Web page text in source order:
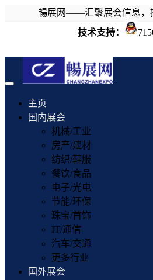
暢展网——汇聚展会信息，
技术支持：
Toggle
navigation
主页
国内展会
机械/工业
房产/建材
纺织/鞋服
餐饮/食品
电子/光电
节能/环保
珠宝/首饰
IT/通信
汽车/交通
更多行业
国外展会